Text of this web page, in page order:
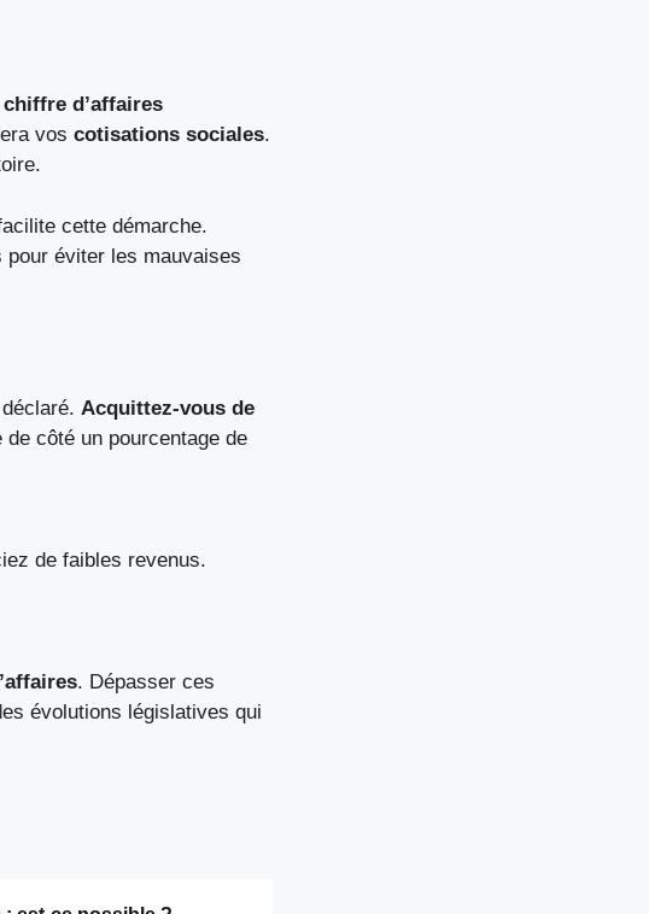
d’affaires
vos cotisations sociales.
cette démarche.
éviter les mauvaises
Acquittez-vous de
côté un pourcentage de
de faibles revenus.
. Dépasser ces
évolutions législatives qui